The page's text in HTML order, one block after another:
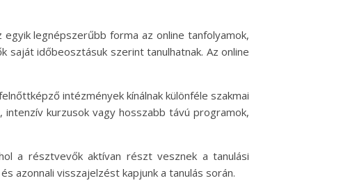
legnépszerűbb forma az online tanfolyamok,
saját időbeosztásuk szerint tanulhatnak. Az online
intézmények kínálnak különféle szakmai
kurzusok vagy hosszabb távú programok,
a résztvevők aktívan részt vesznek a tanulási
azonnali visszajelzést kapjunk a tanulás során.